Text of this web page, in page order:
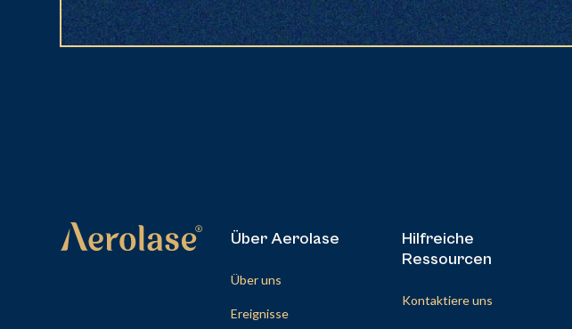
Über Aerolase
Über uns
Ereignisse
Hilfreiche
Ressourcen
Kontaktiere uns